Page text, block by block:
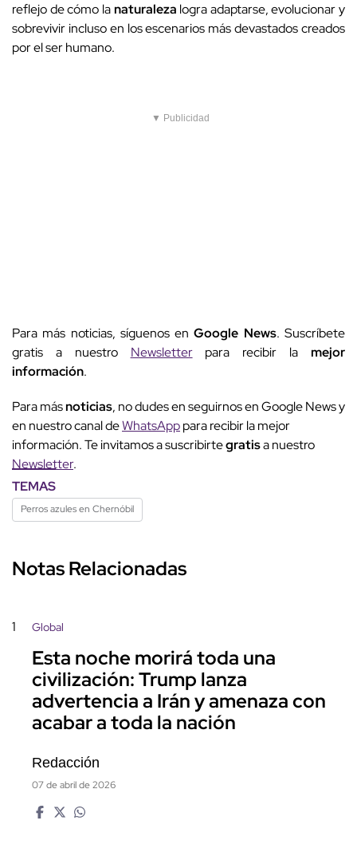
reflejo de cómo lanaturaleza logra adaptarse, evolucionar y
sobrevivir incluso en los escenarios más devastados creados
por el ser humano.
▼ Publicidad
Para más noticias, síguenos enGoogle News. Suscríbete
gratis a nuestro Newsletterpara recibir lamejor
información.
Para másnoticias, no dudes en seguirnos en Google News y
en nuestro canal deWhatsApppara recibir la mejor
información. Te invitamos a suscribirtegratisa nuestro
Newsletter.
TEMAS
Perros azules en Chernóbil
Notas Relacionadas
1 Global
Esta noche morirá toda una
civilización: Trump lanza
advertencia a Irán y amenaza con
acabar a toda la nación
Redacción
07 de abril de 2026